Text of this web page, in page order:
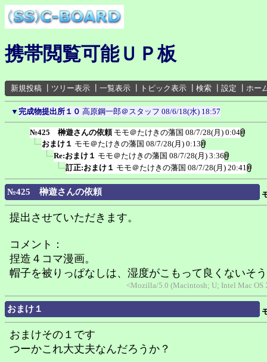
携帯閲覧可能ＵＰ板
新規投稿 ツリー表示 一覧表示 トピック表示 検索 設定 ホー
▼ 完成物提出所１０ 高原鋼一郎＠スタッフ 08/6/18(水) 18:57
№425 榊遊さんの依頼 モモ＠たけきの藩国 08/7/28(月) 0:04
おまけ１ モモ＠たけきの藩国 08/7/28(月) 0:13
Re:おまけ１ モモ＠たけきの藩国 08/7/28(月) 3:36
訂正:おまけ１ モモ＠たけきの藩国 08/7/28(月) 20:41
№425 榊遊さんの依頼
提出させていただきます。
コメント：
捏造４コマ漫画。
帽子を被りっぱなしは、湿度がこもって良くないそ
<Mozilla/5.0 (Macintosh; U; Intel Mac OS
おまけ１
おまけその１です
つーかこれ大丈夫なんだろうか？